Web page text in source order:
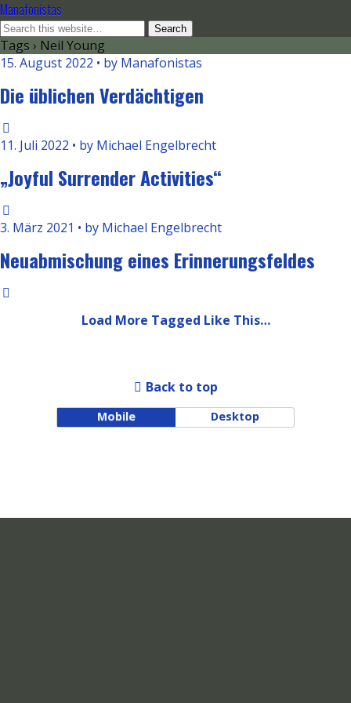
Manafonistas
Tags › Neil Young
15. August 2022 • by Manafonistas
Die üblichen Verdächtigen
11. Juli 2022 • by Michael Engelbrecht
„Joyful Surrender Activities“
3. März 2021 • by Michael Engelbrecht
Neuabmischung eines Erinnerungsfeldes
Load More Tagged Like This…
Back to top
Mobile Desktop